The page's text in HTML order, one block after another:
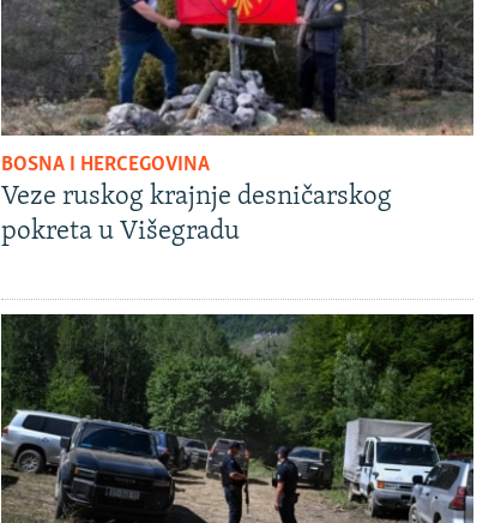
BOSNA I HERCEGOVINA
Veze ruskog krajnje desničarskog
pokreta u Višegradu